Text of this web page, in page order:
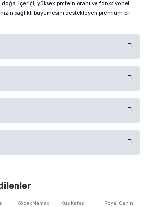
doğal içeriği, yüksek protein oranı ve fonksiyonel
sağlıklı büyümesini destekleyen premium bir
Ürünü Satın Al ve Yorumla
Köpek Maması
Kuş Kafesi
Royal Canin